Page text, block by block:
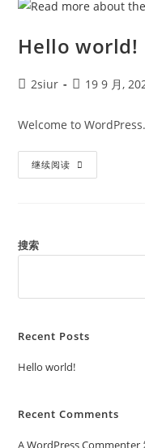
Hello world!
2siur 19 9 月,
Welcome to
继续阅读
搜索
Recent Posts
Hello world!
Recent Comments
A WordPress Commenter